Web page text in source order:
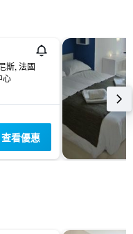
斯, 法國
心
查看優惠